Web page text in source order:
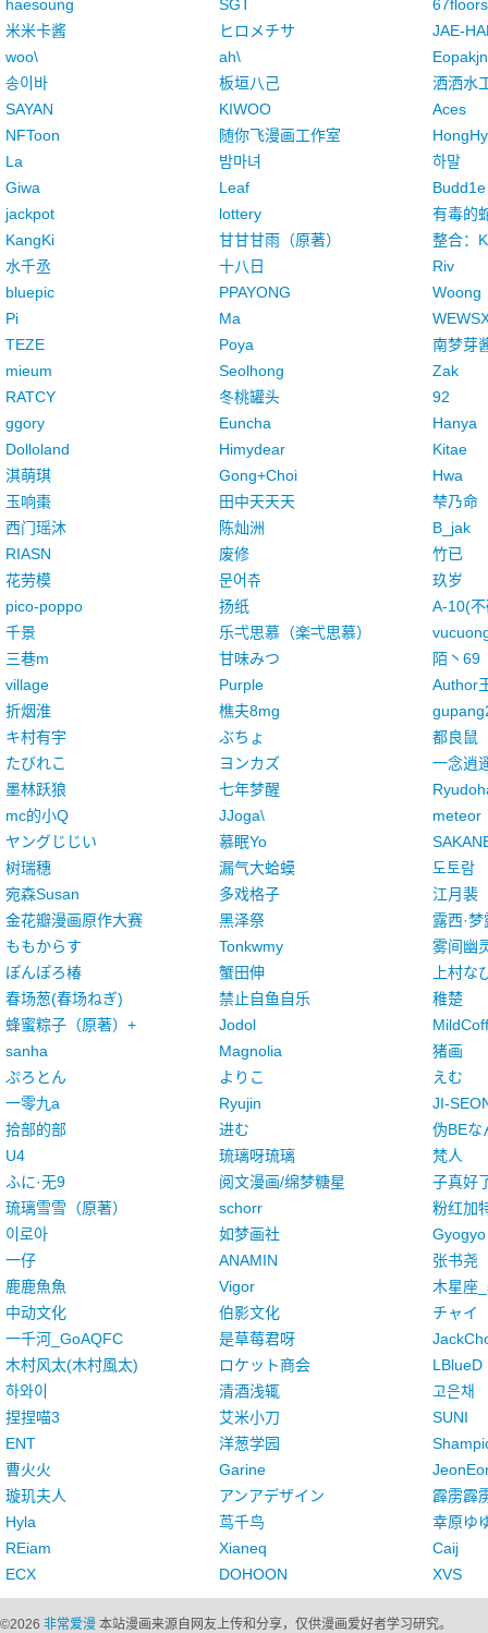
haesoung SGT
67floors
米米卡酱
ヒロメチサ
JAE-
woo\
ah\
송이바
板垣八己
洒洒水
SAYAN
KIWOO
Aces
NFToon
随你飞漫画工作室
La
밤마녀
하말
Giwa
Leaf
Budd1e
jackpot
lottery
有毒的
KangKi
甘甘甘雨（原著）
整合：
水千丞
十八日
Riv
bluepic
PPAYONG
Woong
Pi
Ma
TEZE
Poya
南梦芽
mieum
Seolhong
Zak
RATCY
冬桃罐头
92
ggory
Euncha
Hanya
Dolloland
Himydear
Kitae
淇萌琪
Gong+Choi
Hwa
玉响棗
田中天天天
梺乃命
西门瑶沐
陈灿洲
B_jak
RIASN
废修
竹已
花劳模
문어츄
玖岁
pico-poppo
扬纸
A-10(
千景
乐弌思慕（楽弌思慕）
三巷m
甘味みつ
陌丶69
village
Purple
Author
折烟淮
樵夫8mg
キ村有宇
ぶちょ
都良鼠
たびれこ
ヨンカズ
一念逍
墨林跃狼
七年梦醒
mc的小Q
JJoga\
meteor
ヤングじじい
慕眠Yo
树瑞穗
漏气大蛤蟆
도토람
宛森Susan
多戏格子
江月裴
金花瓣漫画原作大赛
黑泽祭
露西·梦
ももからす
Tonkwmy
雾间幽
ぽんぽろ椿
蟹田伸
上村な
春场葱(春场ねぎ)
禁止自鱼自乐
稚楚
蜂蜜粽子（原著）+
Jodol
sanha
Magnolia
猪画
ぷろとん
よりこ
えむ
一零九a
Ryujin
JI-
拾部的部
进む
伪BEな
U4
琉璃呀琉璃
梵人
ふに·无9
阅文漫画/绵梦糖星
子真好
琉璃雪雪（原著）
schorr
粉红加
이로아
如梦画社
Gyogyo
一仔
ANAMIN
张书尧
鹿鹿魚魚
Vigor
木星座
中动文化
伯影文化
チャイ
一千河_GoAQFC
是草莓君呀
木村风太(木村風太)
ロケット商会
LBlueD
하와이
清酒浅辄
고은채
捏捏喵3
艾米小刀
SUNI
ENT
洋葱学园
曹火火
Garine
璇玑夫人
アンアデザイン
霹雳霹
Hyla
茑千鸟
幸原ゆ
REiam
Xianeq
Caij
ECX
DOHOON XVS
©2026 非常爱漫 本站漫画来源自网友上传和分享，仅供漫画爱好者学习研究。